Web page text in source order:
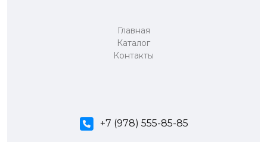
Главная
Каталог
Контакты
+7 (978) 555-85-85